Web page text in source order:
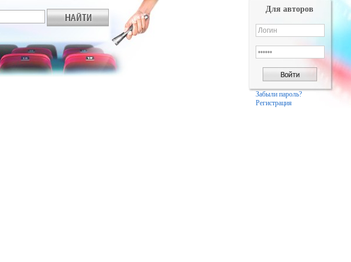
Для авторов
Забыли пароль?
Регистрация